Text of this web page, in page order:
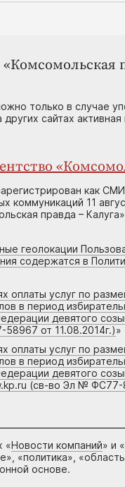
только в случае
сайтах
как
коммуникаций 11
правда – Калуга»
геолокации
содержатся в
оплаты услуг по
в период
девятого
от 11.08.2014г.)»
оплаты услуг по
в период
девятого
(св-во Эл №
«Новости компаний» и «
«политика»,
основе.